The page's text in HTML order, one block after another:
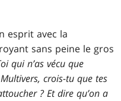
esprit avec la
sans peine le gros
qui n’as vécu que
crois-tu que tes
? Et dire qu’on a